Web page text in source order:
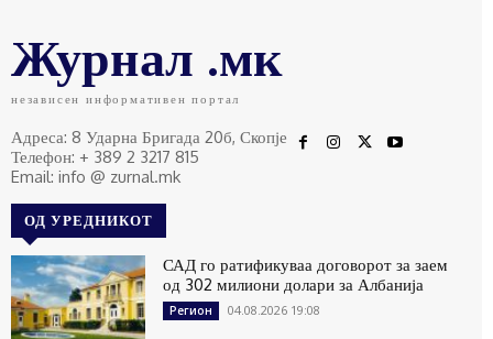
Журнал .мк
независен информативен портал
Адреса: 8 Ударна Бригада 20б, Скопје
Телефон: + 389 2 3217 815
Email: info @ zurnal.mk
ОД УРЕДНИКОТ
САД го ратификуваа договорот за заем
од 302 милиони долари за Албанија
Регион 04.08.2026 19:08